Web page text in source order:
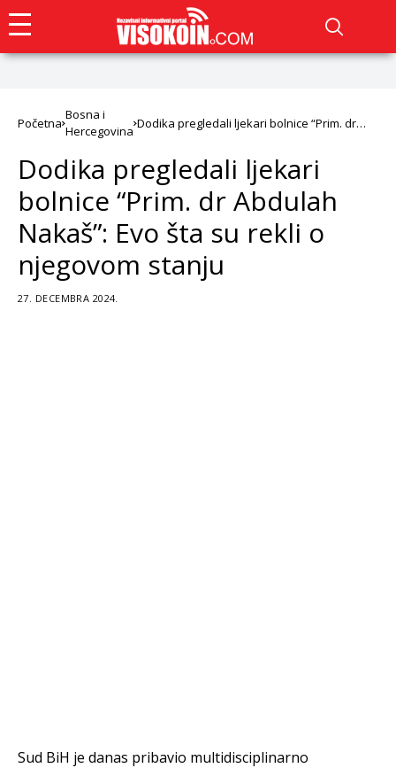
Početna
Bosna i
Hercegovina
Dodika pregledali ljekari bolnice “Prim. dr
Dodika pregledali ljekari
bolnice “Prim. dr Abdulah
Nakaš”: Evo šta su rekli o
njegovom stanju
27. DECEMBRA 2024.
Sud BiH je danas pribavio multidisciplinarno